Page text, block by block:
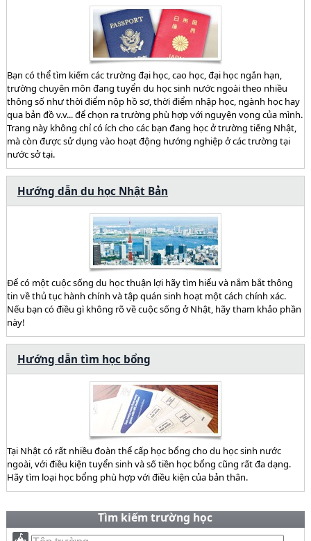
Bạn có thể tìm kiếm các trường đại học, cao học, đại học ngắn hạn,
trường chuyên môn đang tuyển du học sinh nước ngoài theo nhiều
thông số như thời điểm nộp hồ sơ, thời điểm nhập học, ngành học hay
qua bản đồ v.v... để chọn ra trường phù hợp với nguyện vọng của mình.
Trang này không chỉ có ích cho các bạn đang học ở trường tiếng Nhật,
mà còn được sử dụng vào hoạt động hướng nghiệp ở các trường tại
nước sở tại.
Hướng dẫn du học Nhật Bản
Để có một cuộc sống du học thuận lợi hãy tìm hiểu và nắm bắt thông
tin về thủ tục hành chính và tập quán sinh hoạt một cách chính xác.
Nếu bạn có điều gì không rõ về cuộc sống ở Nhật, hãy tham khảo phần
này!
Hướng dẫn tìm học bổng
Tại Nhật có rất nhiều đoàn thể cấp học bổng cho du học sinh nước
ngoài, với điều kiện tuyển sinh và số tiền học bổng cũng rất đa dạng.
Hãy tìm loại học bổng phù hợp với điều kiện của bản thân.
Tìm kiếm trường học